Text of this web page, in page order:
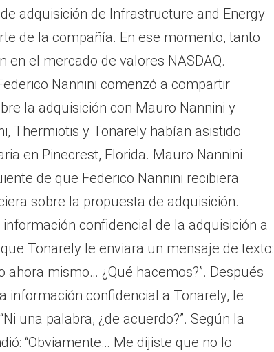
adquisición de Infrastructure and Energy
de la compañía. En ese momento, tanto
en el mercado de valores NASDAQ.
Nannini comenzó a compartir
la adquisición con Mauro Nannini y
Thermiotis y Tonarely habían asistido
en Pinecrest, Florida. Mauro Nannini
de que Federico Nannini recibiera
sobre la propuesta de adquisición.
confidencial de la adquisición a
Tonarely le enviara un mensaje de texto:
ahora mismo… ¿Qué hacemos?”. Después
información confidencial a Tonarely, le
una palabra, ¿de acuerdo?”. Según la
“Obviamente… Me dijiste que no lo